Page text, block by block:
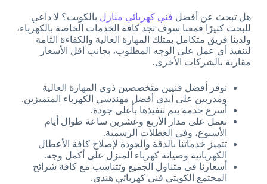
هل تبحث عن أفضل فني كهربائي منازل بالكويت؟ لا داعي
للبحث كثيرًا فمعنا سوف تجد كافة الخدمات الخاصة بالكهرباء،
ولدينا فريق متكامل يمتلك المهارة العالية والكفاءة التامة
لتنفيذ أي عمل على الوجه المطلوب، بجانب أقل الأسعار
مقارنة بالشركات الأخرى.
نوفر أفضل فنيين متخصصين ذوي المهارة العالية
ومدربين على أيدي أفضل مهندسي الكهرباء المتميزين.
أسرع خدمة يتم تنفيذها بأعلى جودة.
نعمل على مدار الأربع وعشرين ساعة طوال أيام
الأسبوع، وفي العطلات الرسمية.
تتميز خدماتنا بالدقة والجودة لإصلاح كافة الأعطال
الكهربائية وصيانة كهرباء المنزل على أكمل وجه.
أسعارنا في متناول الجميع وتتناسب مع كافة شرائح
المجتمع الكويتي فني كهربائي هندي.